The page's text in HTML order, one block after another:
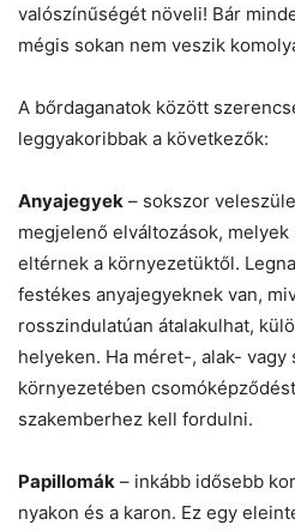
valószínűségét növeli! Bár
mégis sokan nem veszik
A bőrdaganatok között
leggyakoribbak a következők:
Anyajegyek – sokszor
megjelenő elváltozások,
eltérnek a környezetüktől.
festékes anyajegyeknek van,
rosszindulatúan átalakulhat,
helyeken. Ha méret-, alak-
környezetében
szakemberhez kell fordulni.
Papillomák – inkább idősebb
nyakon és a karon. Ez egy